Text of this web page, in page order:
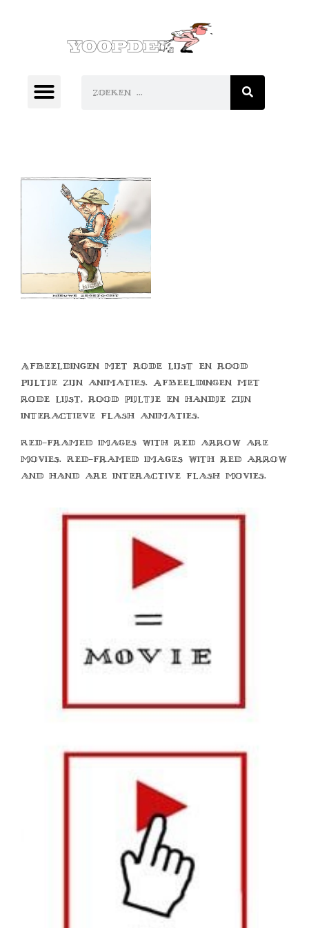
Afbeeldingen met rode lijst en rood
pijltje zijn animaties. Afbeeldingen met
rode lijst, rood pijltje en handje zijn
interactieve flash animaties.
Red-framed images with red arrow are
movies. Red-framed images with red arrow
and hand are interactive flash movies.